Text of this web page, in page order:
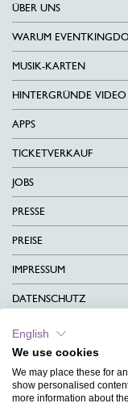
ÜBER UNS
WARUM
MUSIK-KARTEN
HINTERGRÜNDE
APPS
TICKETVERKAUF
JOBS
PRESSE
PREISE
IMPRESSUM
DATENSCHUTZ
KONTAKT
AGB
CHARITY
English
We use cookies
We may place these for
show personalised
more information about